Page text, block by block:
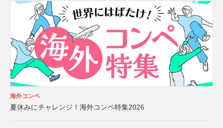
海外コンペ
夏休みにチャレンジ！海外コンペ特集2026